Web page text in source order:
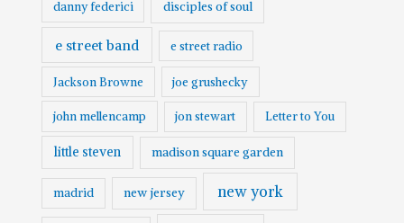
danny federici disciples of soul
e street band e street radio
Jackson Browne joe grushecky
john mellencamp jon stewart Letter to You
little steven madison square garden
madrid new jersey new york